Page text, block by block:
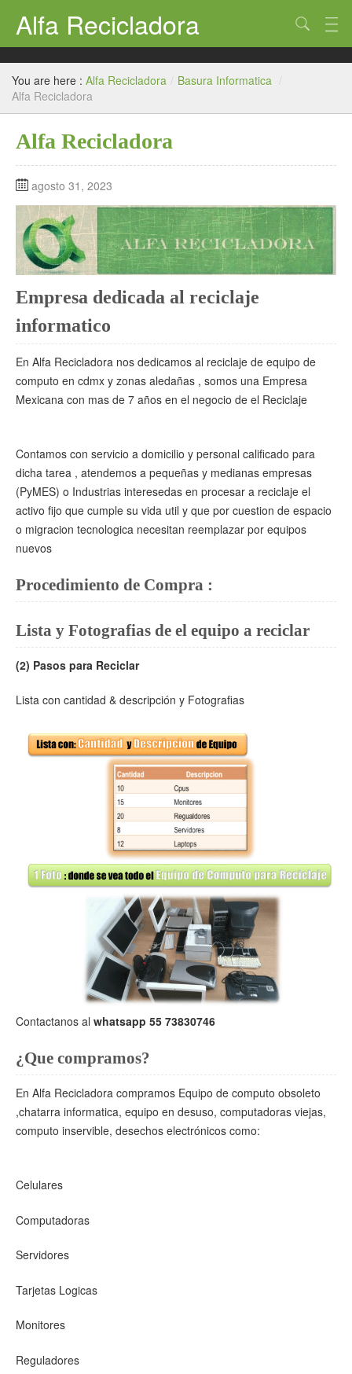
Alfa Recicladora
Basura Informatica
You are here : Alfa Recicladora / Basura Informatica /
Alfa Recicladora
Alfa Recicladora
agosto 31, 2023
Empresa dedicada al reciclaje
informatico
En Alfa Recicladora nos dedicamos al reciclaje de equipo de
computo en cdmx y zonas aledañas , somos una Empresa
Mexicana con mas de 7 años en el negocio de el Reciclaje
Contamos con servicio a domicilio y personal calificado para
dicha tarea , atendemos a pequeñas y medianas empresas
(PyMES) o Industrias interesedas en procesar a reciclaje el
activo fijo que cumple su vida util y que por cuestion de espacio
o migracion tecnologica necesitan reemplazar por equipos
nuevos
Procedimiento de Compra :
Lista y Fotografias de el equipo a reciclar
(2) Pasos para Reciclar
Lista con cantidad & descripción y Fotografias
Contactanos al whatsapp 55 73830746
¿Que compramos?
En Alfa Recicladora compramos Equipo de computo obsoleto
,chatarra informatica, equipo en desuso, computadoras viejas,
computo inservible, desechos electrónicos como:
Celulares
Computadoras
Servidores
Tarjetas Logicas
Monitores
Reguladores